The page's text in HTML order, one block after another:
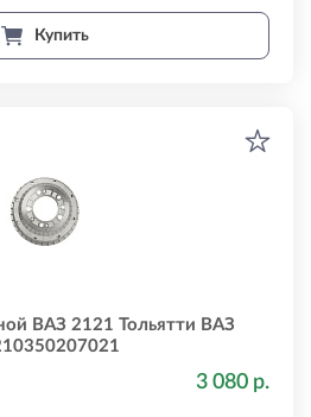
Купить
ВАЗ 2121 Тольятти ВАЗ
3 080 р.